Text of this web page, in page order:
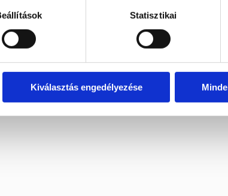
Statisztikai
Kiválasztás engedélyezése